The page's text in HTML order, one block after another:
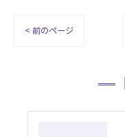
< 前のページ